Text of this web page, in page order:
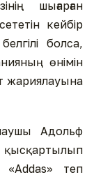
шығарған
кейбір
болса,
өнімін
жариялауына
Адольф
қысқартылып
«Addas» теп